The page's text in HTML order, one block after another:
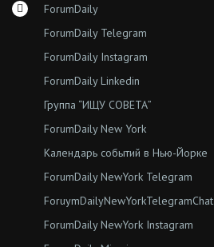
ForumDaily
ForumDaily Telegram
ForumDaily Instagram
ForumDaily Linkedin
Группа “ИЩУ СОВЕТА”
ForumDaily New York
Календарь событий в Нью-Йорке
ForumDaily NewYork Telegram
ForuymDailyNewYorkTelegramChat
ForumDaily NewYork Instagram